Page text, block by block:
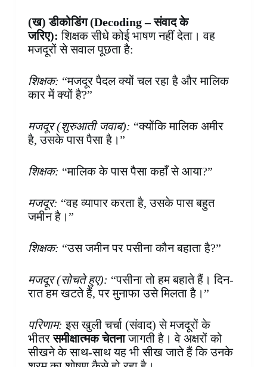
(ख) डीकोडिंग (Decoding – संवाद के
जरिए): शिक्षक सीधे कोई भाषण नहीं देता। वह
मजदूरों से सवाल पूछता है:
शिक्षक: “मजदूर पैदल क्यों चल रहा है और मालिक
कार में क्यों है?”
मजदूर (शुरुआती जवाब): “क्योंकि मालिक अमीर
है, उसके पास पैसा है।”
शिक्षक: “मालिक के पास पैसा कहाँ से आया?”
मजदूर: “वह व्यापार करता है, उसके पास बहुत
जमीन है।”
शिक्षक: “उस जमीन पर पसीना कौन बहाता है?”
मजदूर (सोचते हुए): “पसीना तो हम बहाते हैं। दिन-
रात हम खटते हैं, पर मुनाफा उसे मिलता है।”
परिणाम: इस खुली चर्चा (संवाद) से मजदूरों के
भीतरसमीक्षात्मक चेतनाजागती है। वे अक्षरों को
सीखने के साथ-साथ यह भी सीख जाते हैं कि उनके